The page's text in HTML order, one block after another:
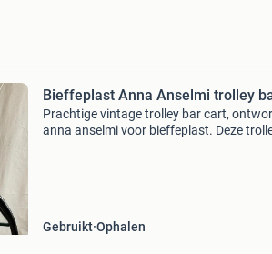
Bieffeplast Anna Anselmi trolley
Prachtige vintage trolley bar cart,
anna anselmi voor bieffeplast. Deze
Gebruikt Ophalen